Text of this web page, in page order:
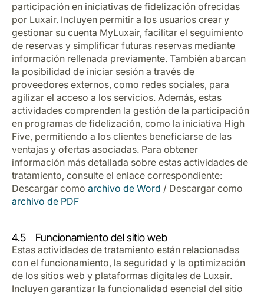
participación en iniciativas de fidelización ofrecidas
por Luxair. Incluyen permitir a los usuarios crear y
gestionar su cuenta MyLuxair, facilitar el seguimiento
de reservas y simplificar futuras reservas mediante
información rellenada previamente. También abarcan
la posibilidad de iniciar sesión a través de
proveedores externos, como redes sociales, para
agilizar el acceso a los servicios. Además, estas
actividades comprenden la gestión de la participación
en programas de fidelización, como la iniciativa High
Five, permitiendo a los clientes beneficiarse de las
ventajas y ofertas asociadas. Para obtener
información más detallada sobre estas actividades de
tratamiento, consulte el enlace correspondiente:
Descargar como archivo de Word / Descargar como
archivo de PDF
4.5 Funcionamiento del sitio web
Estas actividades de tratamiento están relacionadas
con el funcionamiento, la seguridad y la optimización
de los sitios web y plataformas digitales de Luxair.
Incluyen garantizar la funcionalidad esencial del sitio